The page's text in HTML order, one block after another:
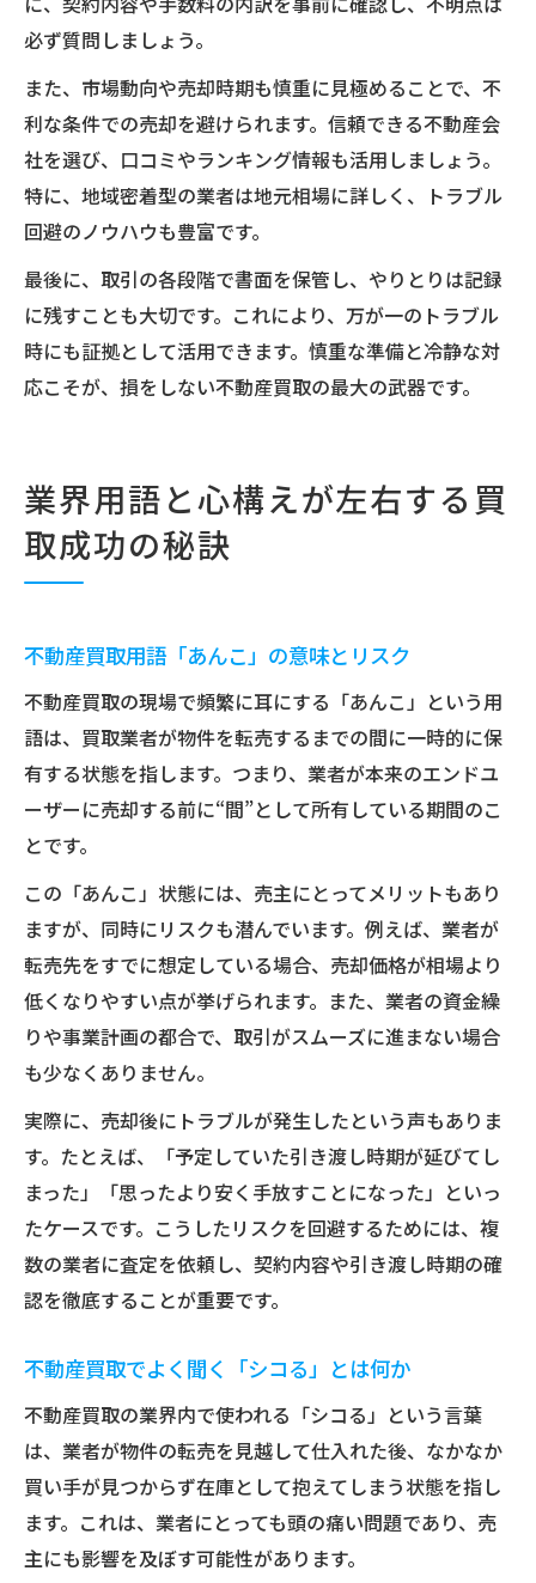
必ず質問しましょう。
また、市場動向や売却時期も慎重に見極めることで、不
利な条件での売却を避けられます。信頼できる不動産会
社を選び、口コミやランキング情報も活用しましょう。
特に、地域密着型の業者は地元相場に詳しく、トラブル
回避のノウハウも豊富です。
最後に、取引の各段階で書面を保管し、やりとりは記録
に残すことも大切です。これにより、万が一のトラブル
時にも証拠として活用できます。慎重な準備と冷静な対
応こそが、損をしない不動産買取の最大の武器です。
業界用語と心構えが左右する買
取成功の秘訣
不動産買取用語「あんこ」の意味とリスク
不動産買取の現場で頻繁に耳にする「あんこ」という用
語は、買取業者が物件を転売するまでの間に一時的に保
有する状態を指します。つまり、業者が本来のエンドユ
ーザーに売却する前に“間”として所有している期間のこ
とです。
この「あんこ」状態には、売主にとってメリットもあり
ますが、同時にリスクも潜んでいます。例えば、業者が
転売先をすでに想定している場合、売却価格が相場より
低くなりやすい点が挙げられます。また、業者の資金繰
りや事業計画の都合で、取引がスムーズに進まない場合
も少なくありません。
実際に、売却後にトラブルが発生したという声もありま
す。たとえば、「予定していた引き渡し時期が延びてし
まった」「思ったより安く手放すことになった」といっ
たケースです。こうしたリスクを回避するためには、複
数の業者に査定を依頼し、契約内容や引き渡し時期の確
認を徹底することが重要です。
不動産買取でよく聞く「シコる」とは何か
不動産買取の業界内で使われる「シコる」という言葉
は、業者が物件の転売を見越して仕入れた後、なかなか
買い手が見つからず在庫として抱えてしまう状態を指し
ます。これは、業者にとっても頭の痛い問題であり、売
主にも影響を及ぼす可能性があります。